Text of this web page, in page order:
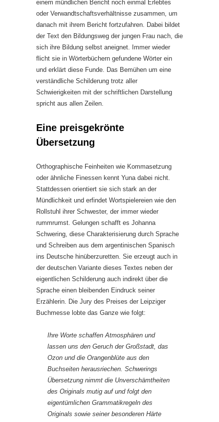
einem mündlichen Bericht noch einmal Erlebtes
oder Verwandtschaftsverhältnisse zusammen, um
danach mit ihrem Bericht fortzufahren. Dabei bildet
der Text den Bildungsweg der jungen Frau nach, die
sich ihre Bildung selbst aneignet. Immer wieder
flicht sie in Wörterbüchern gefundene Wörter ein
und erklärt diese Funde. Das Bemühen um eine
verständliche Schilderung trotz aller
Schwierigkeiten mit der schriftlichen Darstellung
spricht aus allen Zeilen.
Eine preisgekrönte
Übersetzung
Orthographische Feinheiten wie Kommasetzung
oder ähnliche Finessen kennt Yuna dabei nicht.
Stattdessen orientiert sie sich stark an der
Mündlichkeit und erfindet Wortspielereien wie den
Rollstuhl ihrer Schwester, der immer wieder
rummrumst. Gelungen schafft es Johanna
Schwering, diese Charakterisierung durch Sprache
und Schreiben aus dem argentinischen Spanisch
ins Deutsche hinüberzuretten. Sie erzeugt auch in
der deutschen Variante dieses Textes neben der
eigentlichen Schilderung auch indirekt über die
Sprache einen bleibenden Eindruck seiner
Erzählerin. Die Jury des Preises der Leipziger
Buchmesse lobte das Ganze wie folgt:
Ihre Worte schaffen Atmosphären und
lassen uns den Geruch der Großstadt, das
Ozon und die Orangenblüte aus den
Buchseiten herausriechen. Schwerings
Übersetzung nimmt die Unverschämtheiten
des Originals mutig auf und folgt den
eigentümlichen Grammatikregeln des
Originals sowie seiner besonderen Härte